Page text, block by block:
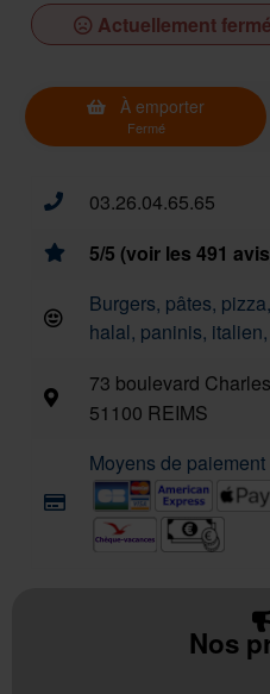
Actuellement
À emporter
Fermé
03.26.04.65.65
5/5 (voir les 491
Burgers, pâtes,
halal, paninis,
73 boulevard
51100 REIMS
Moyens de paiement
Nos